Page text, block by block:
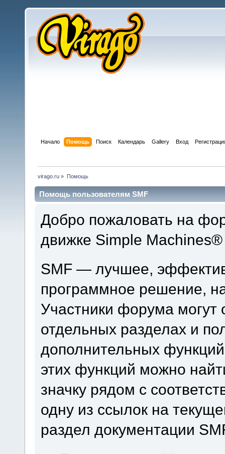
Начало Помощь Поиск Календарь Gallery Вход
virago.ru » Помощь
Помощь пользователям SMF
Добро пожаловать на
движке Simple
SMF — лучшее,
программное решение,
Участники форума
отдельных разделах и
дополнительных
этих функций можно
значку рядом с
одну из ссылок на
раздел документации